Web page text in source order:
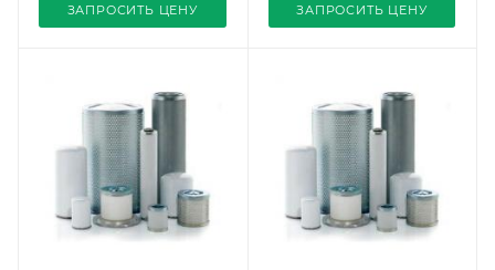
ЗАПРОСИТЬ ЦЕНУ ЗАПРОСИТЬ ЦЕНУ